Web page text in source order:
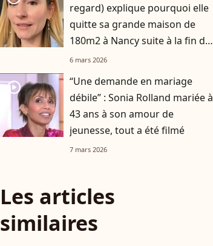
regard) explique pourquoi elle
quitte sa grande maison de
180m2 à Nancy suite à la fin de
son histoire avec Matthieu
6 mars 2026
player2
“Une demande en mariage
débile” : Sonia Rolland mariée à
43 ans à son amour de
jeunesse, tout a été filmé
7 mars 2026
Les articles
similaires